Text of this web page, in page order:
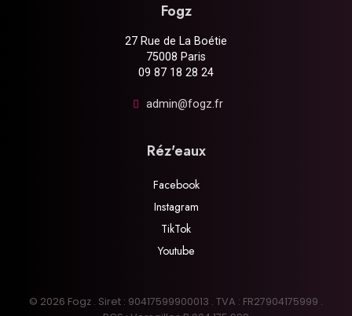
Fogz
27 Rue de La Boétie
75008 Paris
09 87 18 28 24
admin@fogz.fr
Réz'eaux
Facebook
Instagram
TikTok
Youtube
© 2026 Fogz . Siret : 90417599900013 . TVA : FR27904175999 .